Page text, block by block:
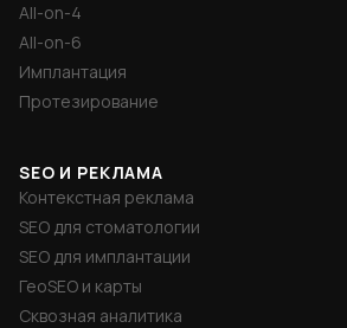
All-on-4
All-on-6
Имплантация
Протезирование
SEO И РЕКЛАМА
Контекстная реклама
SEO для стоматологии
SEO для имплантации
ГеоSEO и карты
Сквозная аналитика